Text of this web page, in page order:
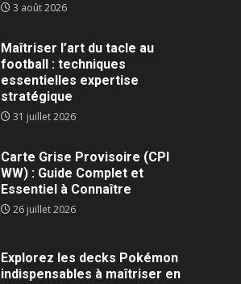
3 août 2026
Maîtriser l’art du tacle au
football : techniques
essentielles expertise
stratégique
31 juillet 2026
Carte Grise Provisoire (CPI
WW) : Guide Complet et
Essentiel à Connaître
26 juillet 2026
Explorez les decks Pokémon
indispensables à maîtriser en